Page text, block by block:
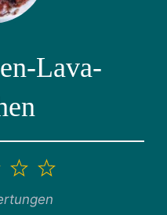
Lava-
5
4
Sterne
3
Sterne